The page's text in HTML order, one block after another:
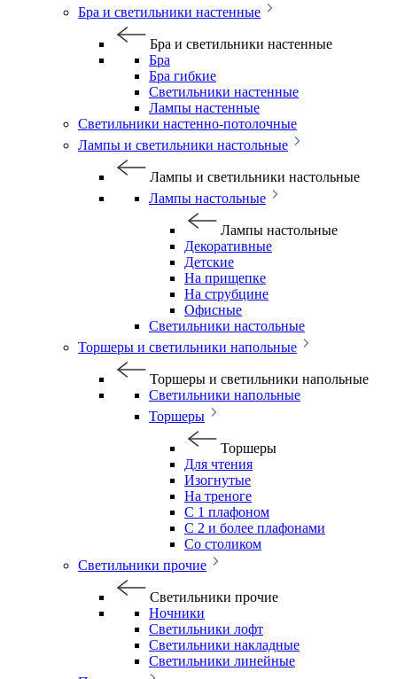
Бра и светильники настенные
Бра и светильники настенные
Бра
Бра гибкие
Светильники настенные
Лампы настенные
Светильники настенно-потолочные
Лампы и светильники настольные
Лампы и светильники настольные
Лампы настольные
Лампы настольные
Декоративные
Детские
На прищепке
На струбцине
Офисные
Светильники настольные
Торшеры и светильники напольные
Торшеры и светильники напольные
Светильники напольные
Торшеры
Торшеры
Для чтения
Изогнутые
На треноге
С 1 плафоном
С 2 и более плафонами
Со столиком
Светильники прочие
Светильники прочие
Ночники
Светильники лофт
Светильники накладные
Светильники линейные